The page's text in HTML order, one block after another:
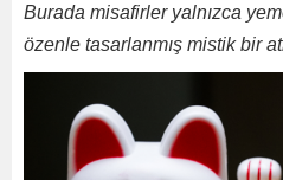
Burada misafirler yalnızca
özenle tasarlanmış mistik bir